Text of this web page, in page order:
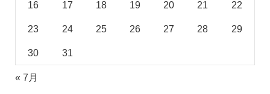
16 17 18 19 20 21 22
23 24 25 26 27 28 29
30 31
« 7月